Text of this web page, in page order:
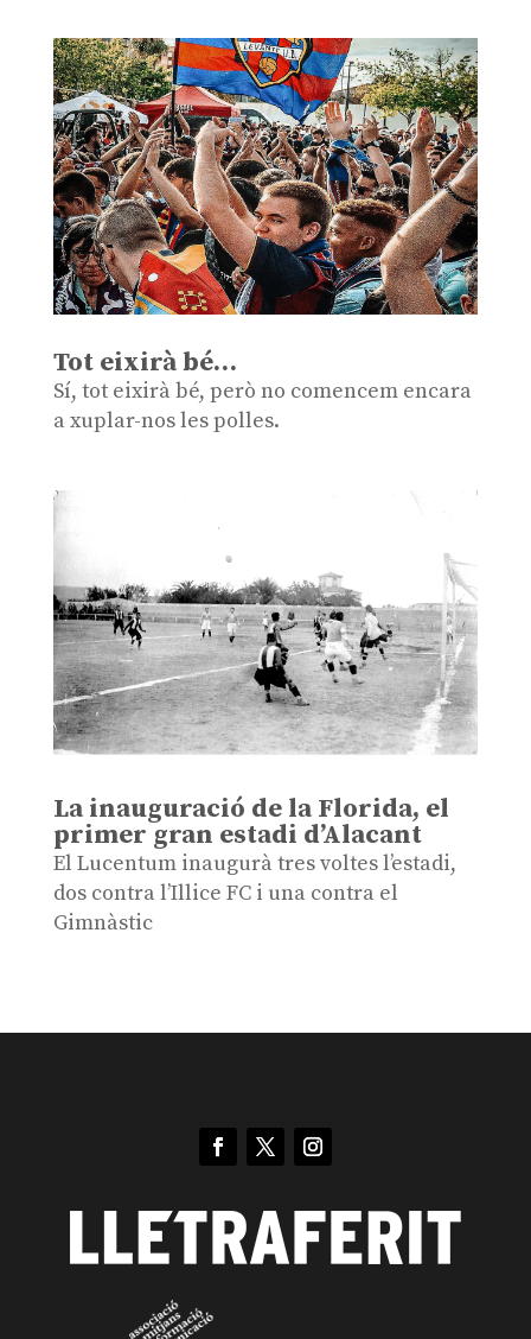
Tot eixirà bé…
Sí, tot eixirà bé, però no comencem encara
a xuplar-nos les polles.
La inauguració de la Florida, el
primer gran estadi d’Alacant
El Lucentum inaugurà tres voltes l’estadi,
dos contra l’Illice FC i una contra el
Gimnàstic